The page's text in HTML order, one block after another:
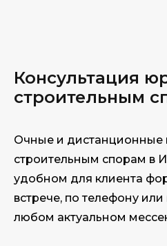
Консультация
строительным
Очные и дистанционные
строительным спорам в
удобном для клиента
встрече, по телефону
любом актуальном